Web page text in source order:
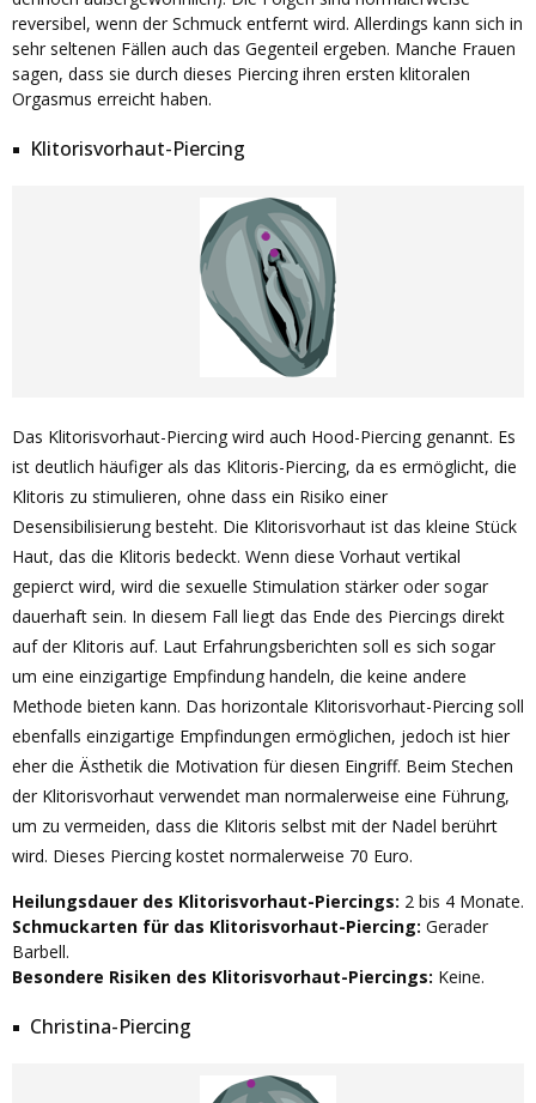
reversibel, wenn der Schmuck entfernt wird. Allerdings kann sich in
sehr seltenen Fällen auch das Gegenteil ergeben. Manche Frauen
sagen, dass sie durch dieses Piercing ihren ersten klitoralen
Orgasmus erreicht haben.
Klitorisvorhaut-Piercing
Das Klitorisvorhaut-Piercing wird auch Hood-Piercing genannt. Es
ist deutlich häufiger als das Klitoris-Piercing, da es ermöglicht, die
Klitoris zu stimulieren, ohne dass ein Risiko einer
Desensibilisierung besteht. Die Klitorisvorhaut ist das kleine Stück
Haut, das die Klitoris bedeckt. Wenn diese Vorhaut vertikal
gepierct wird, wird die sexuelle Stimulation stärker oder sogar
dauerhaft sein. In diesem Fall liegt das Ende des Piercings direkt
auf der Klitoris auf. Laut Erfahrungsberichten soll es sich sogar
um eine einzigartige Empfindung handeln, die keine andere
Methode bieten kann. Das horizontale Klitorisvorhaut-Piercing soll
ebenfalls einzigartige Empfindungen ermöglichen, jedoch ist hier
eher die Ästhetik die Motivation für diesen Eingriff. Beim Stechen
der Klitorisvorhaut verwendet man normalerweise eine Führung,
um zu vermeiden, dass die Klitoris selbst mit der Nadel berührt
wird. Dieses Piercing kostet normalerweise 70 Euro.
Heilungsdauer des Klitorisvorhaut-Piercings: 2 bis 4 Monate.
Schmuckarten für das Klitorisvorhaut-Piercing: Gerader
Barbell.
Besondere Risiken des Klitorisvorhaut-Piercings: Keine.
Christina-Piercing